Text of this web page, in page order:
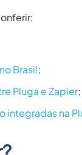
Brasil;
Pluga e Zapier;
integradas na